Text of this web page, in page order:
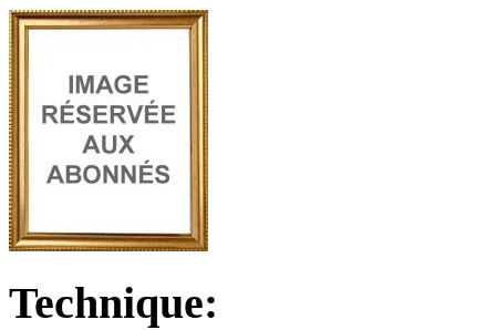
Technique: